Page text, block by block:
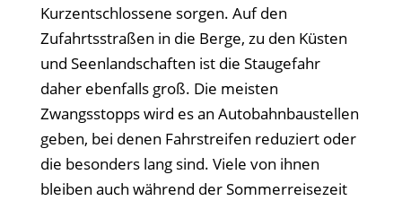
Kurzentschlossene sorgen. Auf den
Zufahrtsstraßen in die Berge, zu den Küsten
und Seenlandschaften ist die Staugefahr
daher ebenfalls groß. Die meisten
Zwangsstopps wird es an Autobahnbaustellen
geben, bei denen Fahrstreifen reduziert oder
die besonders lang sind. Viele von ihnen
bleiben auch während der Sommerreisezeit